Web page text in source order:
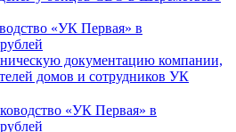
«УК Первая» в
документацию компании,
домов и сотрудников УК